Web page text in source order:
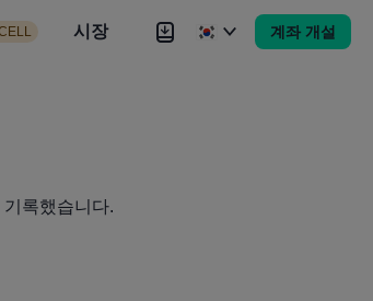
시장 계좌 개설
전략 Brokers 더
록했습니다.